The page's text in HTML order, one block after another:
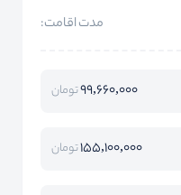
مدت اقامت:
99,660,000تومان
155,100,000تومان